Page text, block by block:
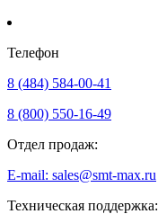
Телефон
8 (484) 584-00-41
8 (800) 550-16-49
Отдел продаж:
E-mail: sales@smt-max.ru
Техническая поддержка: